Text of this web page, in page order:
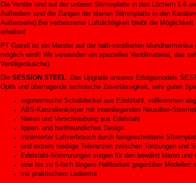
Die Ventile sind auf der unteren Stimmplatte in den Löchern 1-6
Außerdem sind die Zungen der oberen Stimmplatte in den
Außenseite).Bei verbesserter Luftdichtigkeit bleibt die Möglichkeit
erhalten!
PT Gazell ist ein Meister auf der halb-ventilierten
möglich wird!! Wir verwenden ein spezielles Ventilmaterial, das
Ventilgeräusche).
Die SESSION STEEL. Das Upgrade unseres Erfolgsmodels
Optik und überragende technische Zuverlässigkeit, sehr guten
ergonomische Schalldeckel aus Edelstahl, vollkommen
ABS-Kanzellenkörper mit innenliegenden Neusilber-
Nieten und Verschraubung aus Edelstahl
lippen- und bartfreundliches Design
minimierter Luftverbrauch durch feingeschnittene
und extrem niedrige Toleranzen zwischen Tonzungen und
Edelstahl-Stimmzungen sorgen für den bewährt klaren und
eine bis zu 5-fach längere Haltbarkeit gegenüber Modellen
mit praktischem Lederetui